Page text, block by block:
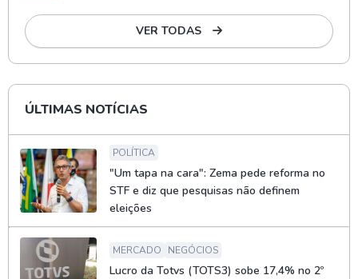
VER TODAS
ÚLTIMAS NOTÍCIAS
POLÍTICA
"Um tapa na cara": Zema pede reforma no
STF e diz que pesquisas não definem
eleições
MERCADO NEGÓCIOS
Lucro da Totvs (TOTS3) sobe 17,4% no 2º